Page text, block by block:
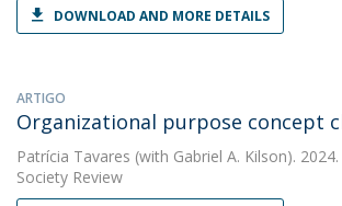
DOWNLOAD AND MORE DETAILS
ARTIGO
Organizational purpose concept
Patrícia Tavares (with Gabriel A. Kilson).
Society Review